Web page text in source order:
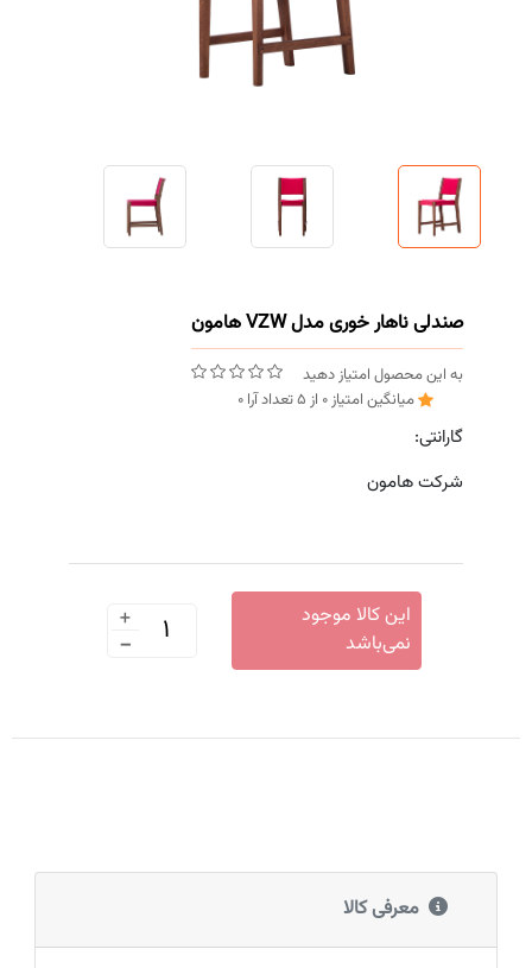
صندلی ناهار خوری مدل VZW هامون
به این محصول امتیاز دهید
میانگین امتیاز0 از 5تعداد آرا 0
گارانتی:
شرکت هامون
+
-
این کالا موجود
نمی‌باشد
معرفی کالا